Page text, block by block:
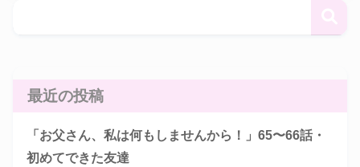
最近の投稿
「お父さん、私は何もしませんから！」65〜66話・
初めてできた友達